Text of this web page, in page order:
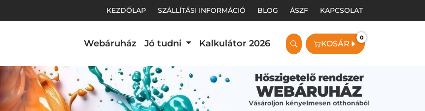
KEZDŐLAP SZÁLLÍTÁSI INFORMÁCIÓ BLOG ÁSZF KAPCSOLAT
Webáruház Jó tudni Kalkulátor 2026 KOSÁR
0